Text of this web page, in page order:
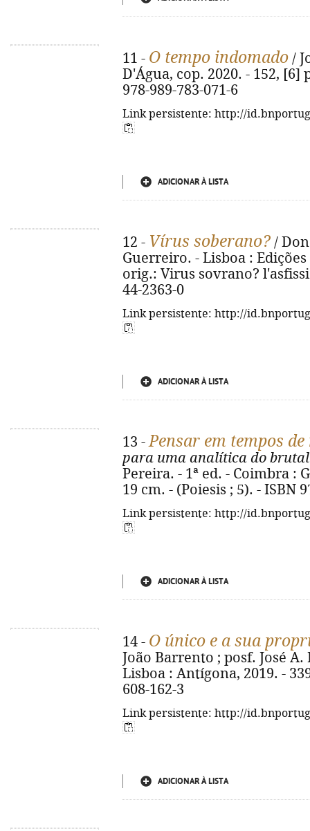
11 - O tempo indomado /
D'Água, cop. 2020. - 152, [6]
978-989-783-071-6
Link persistente: http://
ADICIONAR À LISTA
12 - Vírus soberano? /
Guerreiro. - Lisboa : Edições
orig.: Virus sovrano?
44-2363-0
Link persistente: http://
ADICIONAR À LISTA
13 -Pensar em tempos
para uma analítica do
Pereira. - 1ª ed. - Coimbra :
19 cm. - (Poiesis ; 5). - ISBN
Link persistente: http://
ADICIONAR À LISTA
14 - O único e a sua
João Barrento ; posf. José
Lisboa : Antígona, 2019. -
608-162-3
Link persistente: http://
ADICIONAR À LISTA